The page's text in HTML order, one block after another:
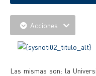
Acciones
Las mismas son: la